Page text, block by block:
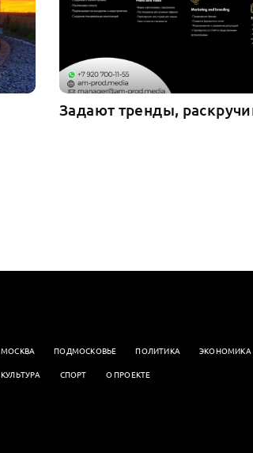
Задают тренды,
МОСКВА ПОДМОСКОВЬЕ ПОЛИТИКА ЭКОНОМИКА
КУЛЬТУРА
СПОРТ О ПРОЕКТЕ